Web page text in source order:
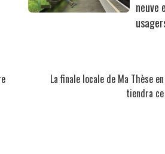
neuve
La finale locale de Ma Thèse
tiendra